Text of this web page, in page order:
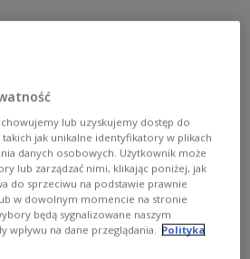
bei Nord Stream 2,
ein Informant des
Stasi gewesen
Korrespondenz zeige, dass
lub uzyskujemy dostęp do
jak unikalne identyfikatory w plikach
danych osobowych. Użytkownik może
lub zarządzać nimi, klikając poniżej, jak
do sprzeciwu na podstawie prawnie
w dowolnym momencie na stronie
będą sygnalizowane naszym
wpływu na dane przeglądania. Polityka